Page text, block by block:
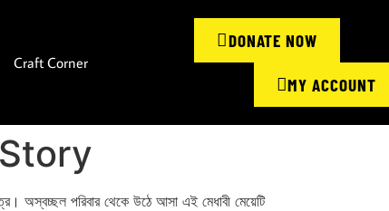
Craft Corner
DONATE NOW
MY ACCOUNT
অস্বচ্ছল পরিবার থেকে উঠে আসা এই মেধাবী মেয়েটি